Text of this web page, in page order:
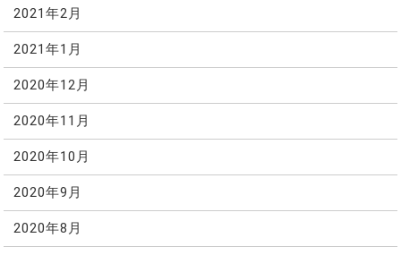
2021年2月
2021年1月
2020年12月
2020年11月
2020年10月
2020年9月
2020年8月